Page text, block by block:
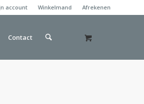
account Winkelmand Afrekenen
Contact